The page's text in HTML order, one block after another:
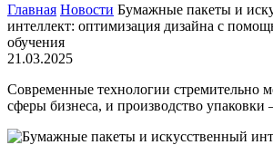
Главная Новости Бумажные пакеты и
интеллект: оптимизация дизайна с
обучения
21.03.2025
Современные технологии стремительно
сферы бизнеса, и производство